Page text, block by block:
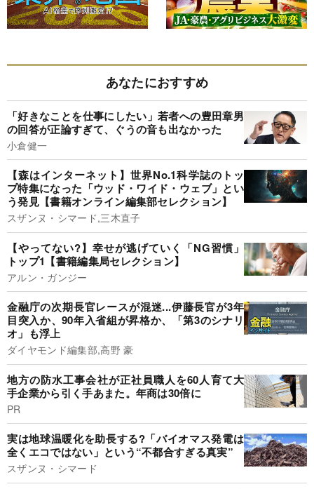
あなたにおすすめ
「好きなことを仕事にしたい」若者への豊田章男
の回答が正論すぎて、ぐうの音も出なかった
小倉健一
【森はインターネット】世界No.1科学誌のトッ
プ特集になった「ウッド・ワイド・ウェブ」とい
う発見【書籍オンライン編集部セレクション】
スザンヌ・シマード,三木直子
【やってない?】幸せが逃げていく「NG習慣」
トップ1【書籍編集局セレクション】
アルン・ガンジー
金融庁の次期長官レースが混迷...伊藤長官が3年
目突入か、90年入省組が昇格か、「第3のシナリ
オ」も浮上
ダイヤモンド編集部,高野 豪
地方の防水工事会社が正社員職人を60人育て大
手企業から引く手あまた。年商は30倍に
PR
実は地球温暖化を助長する?「バイオマス発電は
全くエコではない」という“不都合すぎる真実”
スザンヌ・シマード